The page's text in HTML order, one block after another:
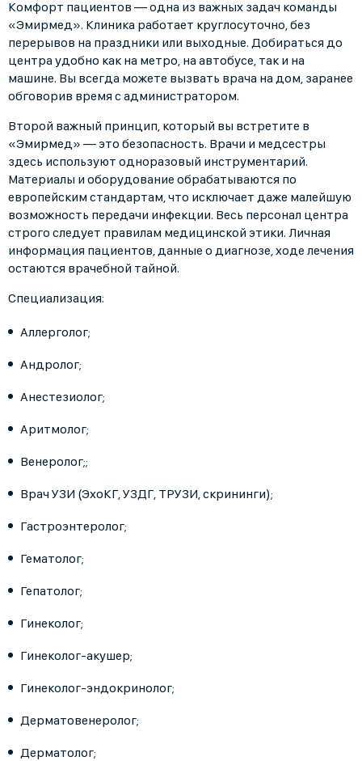
Комфорт пациентов — одна из важных задач команды
«Эмирмед». Клиника работает круглосуточно, без
перерывов на праздники или выходные. Добираться до
центра удобно как на метро, на автобусе, так и на
машине. Вы всегда можете вызвать врача на дом, заранее
обговорив время с администратором.
Второй важный принцип, который вы встретите в
«Эмирмед» — это безопасность. Врачи и медсестры
здесь используют одноразовый инструментарий.
Материалы и оборудование обрабатываются по
европейским стандартам, что исключает даже малейшую
возможность передачи инфекции. Весь персонал центра
строго следует правилам медицинской этики. Личная
информация пациентов, данные о диагнозе, ходе лечения
остаются врачебной тайной.
Специализация:
Аллерголог;
Андролог;
Анестезиолог;
Аритмолог;
Венеролог;;
Врач УЗИ (ЭхоКГ, УЗДГ, ТРУЗИ, скрининги);
Гастроэнтеролог;
Гематолог;
Гепатолог;
Гинеколог;
Гинеколог-акушер;
Гинеколог-эндокринолог;
Дерматовенеролог;
Дерматолог;